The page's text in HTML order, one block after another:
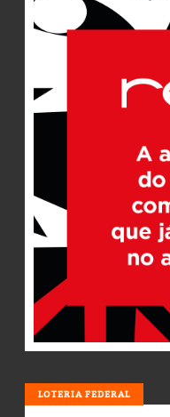
LOTERIA
LOTERIA FEDERAL